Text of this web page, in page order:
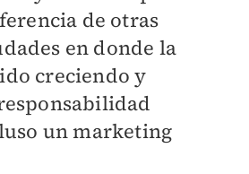
de otras
en donde la
creciendo y
un marketing